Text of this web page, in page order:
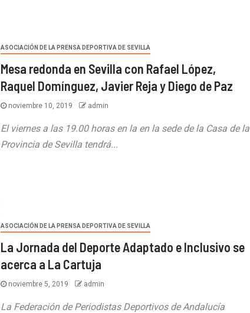
ASOCIACIÓN DE LA PRENSA DEPORTIVA DE SEVILLA
Mesa redonda en Sevilla con Rafael López,
Raquel Domínguez, Javier Reja y Diego de Paz
noviembre 10, 2019 admin
El viernes a las 19.00 horas en la en la sede de la Casa de la
Provincia de Sevilla tendrá...
ASOCIACIÓN DE LA PRENSA DEPORTIVA DE SEVILLA
La Jornada del Deporte Adaptado e Inclusivo se
acerca a La Cartuja
noviembre 5, 2019 admin
La Federación de Periodistas Deportivos de Andalucía